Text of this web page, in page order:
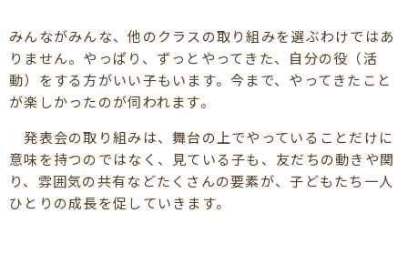
みんながみんな、他のクラスの取り組みを選ぶわけではあ
りません。やっぱり、ずっとやってきた、自分の役（活
動）をする方がいい子もいます。今まで、やってきたこと
が楽しかったのが伺われます。
発表会の取り組みは、舞台の上でやっていることだけに
意味を持つのではなく、見ている子も、友だちの動きや関
り、雰囲気の共有などたくさんの要素が、子どもたち一人
ひとりの成長を促していきます。